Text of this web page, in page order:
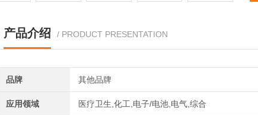
产品介绍 / PRODUCT PRESENTATION
品牌 其他品牌
应用领域 医疗卫生,化工,电子/电池,电气,综合